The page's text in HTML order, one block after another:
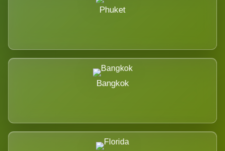
Phuket
Bangkok